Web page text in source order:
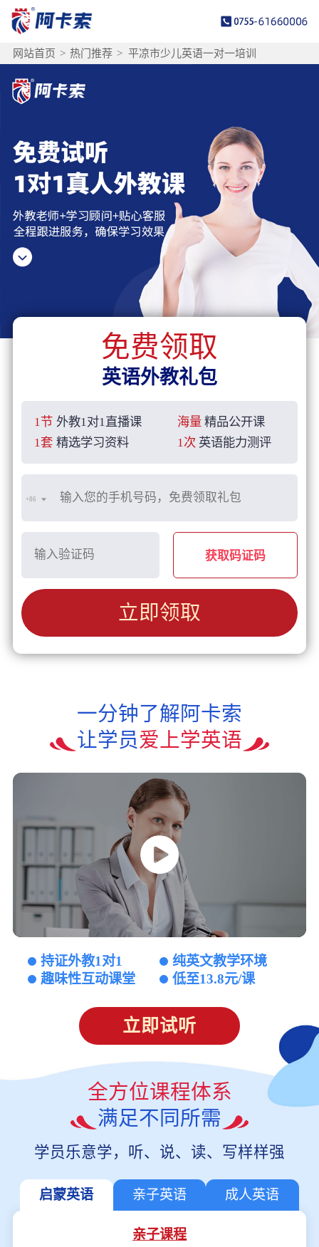
网站首页 > 热门推荐 > 平凉市少儿英语一对一培训
免费领取
英语外教礼包
1节 外教1对1直播课 海量 精品公开课
1套 精选学习资料 1次 英语能力测评
+86
获取码证码
立即领取
一分钟了解阿卡索
让学员爱上学英语
持证外教1对1
纯英文教学环境
趣味性互动课堂
低至13.8元/课
立即试听
全方位课程体系
满足不同所需
学员乐意学，听、说、读、写样样强
启蒙英语 亲子英语 成人英语
亲子课程